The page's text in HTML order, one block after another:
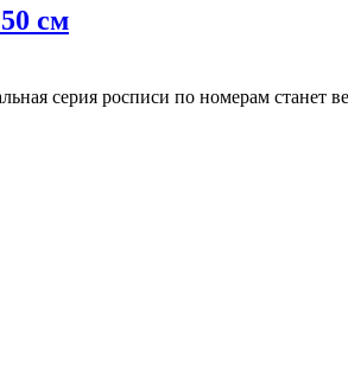
см
серия росписи по номерам станет